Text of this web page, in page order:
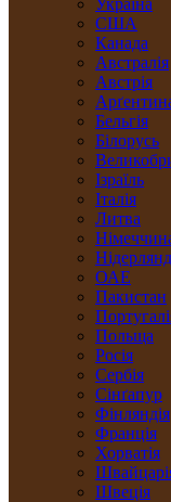
Україна
США
Канада
Австралія
Австрія
Бельгія
Білорусь
Ізраїль
Італія
Литва
ОАЕ
Пакистан
Польща
Росія
Сербія
Сінґапур
Фінляндія
Франція
Хорватія
Швеція